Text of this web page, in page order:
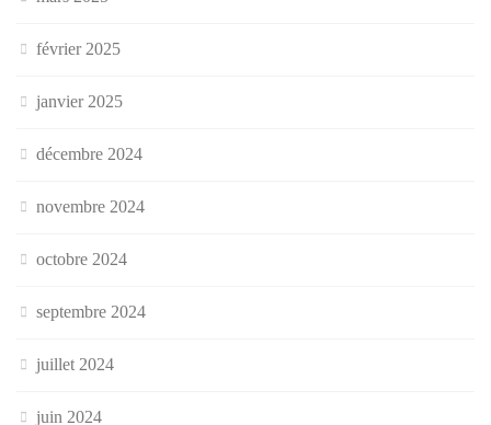
février 2025
janvier 2025
décembre 2024
novembre 2024
octobre 2024
septembre 2024
juillet 2024
juin 2024